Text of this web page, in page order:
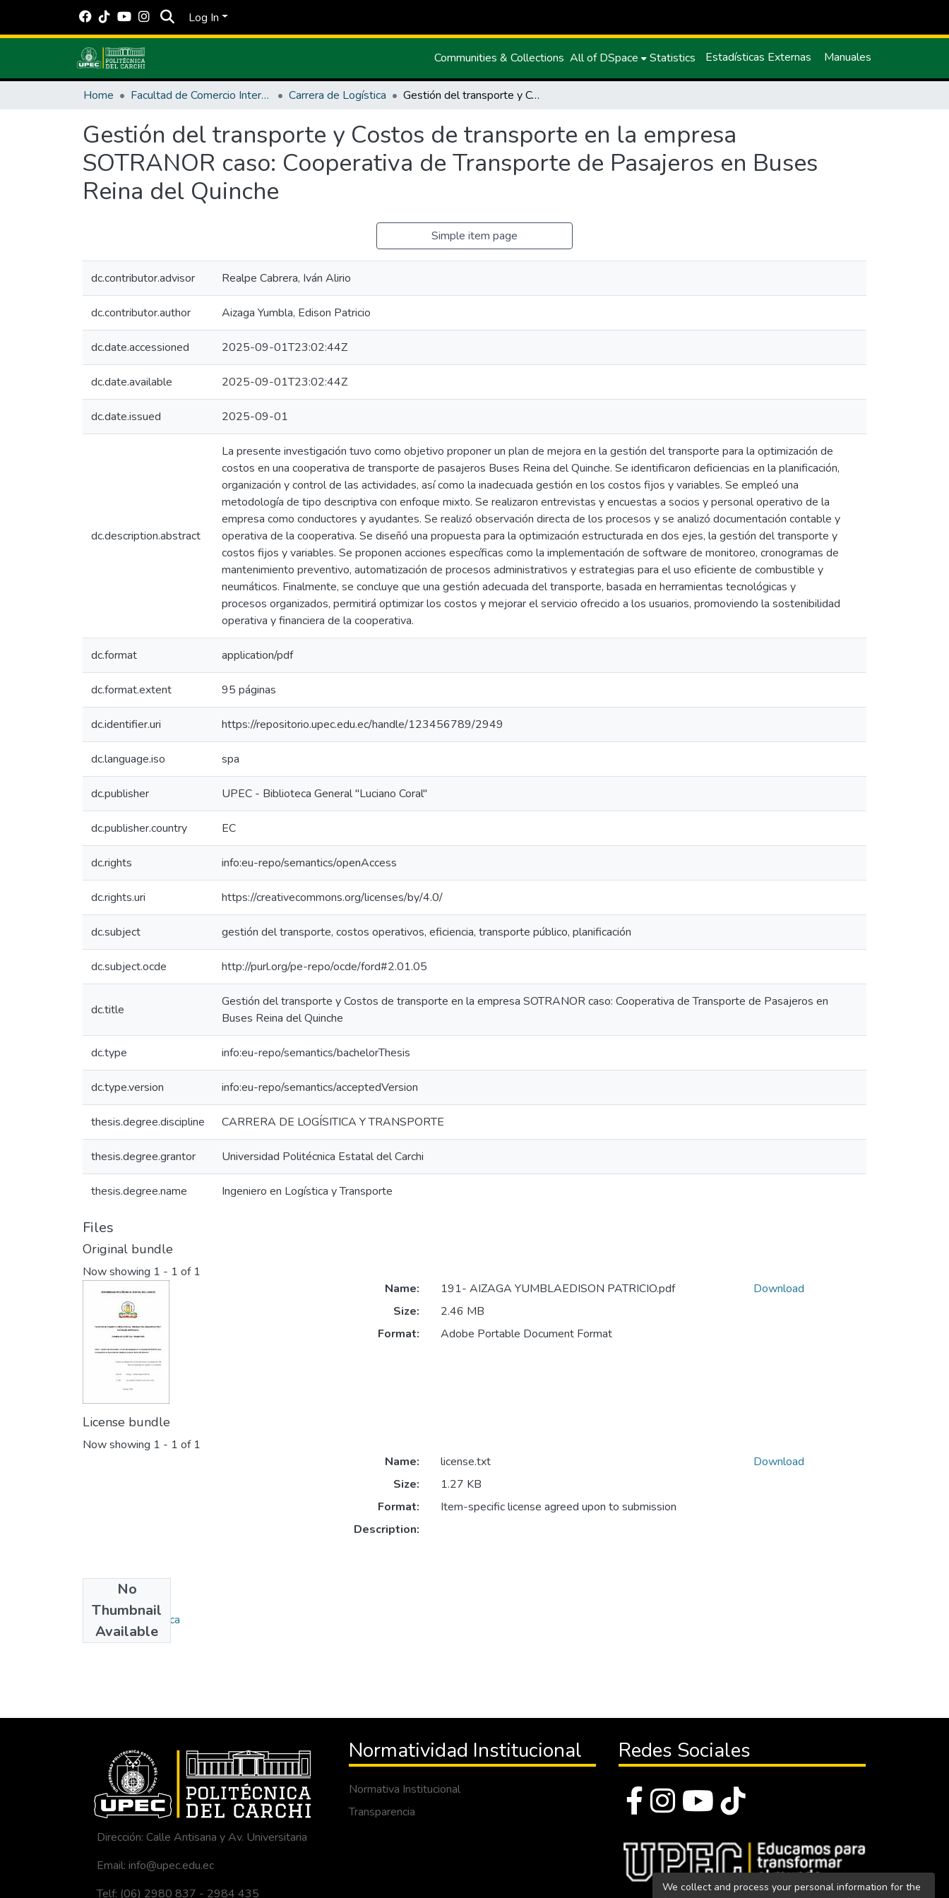
Log In
Communities & Collections All of DSpace Statistics Estadísticas Externas Manuales
Home Facultad de Comercio Internacional, Integración, Administración y Economía Empresarial Carrera de Logística Gestión del transporte y Costos de transporte en la empresa SOTRANOR caso: Cooperativa de Transporte de Pasajeros en Buses Reina del Quinche
Gestión del transporte y Costos de transporte en la empresa
SOTRANOR caso: Cooperativa de Transporte de Pasajeros en Buses
Reina del Quinche
Simple item page
dc.contributor.advisor Realpe Cabrera, Iván Alirio
dc.contributor.author Aizaga Yumbla, Edison Patricio
dc.date.accessioned 2025-09-01T23:02:44Z
dc.date.available 2025-09-01T23:02:44Z
dc.date.issued 2025-09-01
dc.description.abstract
La presente investigación tuvo como objetivo proponer un plan de mejora en la gestión del transporte para la optimización de
costos en una cooperativa de transporte de pasajeros Buses Reina del Quinche. Se identificaron deficiencias en la planificación,
organización y control de las actividades, así como la inadecuada gestión en los costos fijos y variables. Se empleó una
metodología de tipo descriptiva con enfoque mixto. Se realizaron entrevistas y encuestas a socios y personal operativo de la
empresa como conductores y ayudantes. Se realizó observación directa de los procesos y se analizó documentación contable y
operativa de la cooperativa. Se diseñó una propuesta para la optimización estructurada en dos ejes, la gestión del transporte y
costos fijos y variables. Se proponen acciones específicas como la implementación de software de monitoreo, cronogramas de
mantenimiento preventivo, automatización de procesos administrativos y estrategias para el uso eficiente de combustible y
neumáticos. Finalmente, se concluye que una gestión adecuada del transporte, basada en herramientas tecnológicas y
procesos organizados, permitirá optimizar los costos y mejorar el servicio ofrecido a los usuarios, promoviendo la sostenibilidad
operativa y financiera de la cooperativa.
dc.format application/pdf
dc.format.extent 95 páginas
dc.identifier.uri https://repositorio.upec.edu.ec/handle/123456789/2949
dc.language.iso spa
dc.publisher UPEC - Biblioteca General "Luciano Coral"
dc.publisher.country EC
dc.rights info:eu-repo/semantics/openAccess
dc.rights.uri https://creativecommons.org/licenses/by/4.0/
dc.subject gestión del transporte, costos operativos, eficiencia, transporte público, planificación
dc.subject.ocde http://purl.org/pe-repo/ocde/ford#2.01.05
dc.title
Gestión del transporte y Costos de transporte en la empresa SOTRANOR caso: Cooperativa de Transporte de Pasajeros en
Buses Reina del Quinche
dc.type info:eu-repo/semantics/bachelorThesis
dc.type.version info:eu-repo/semantics/acceptedVersion
thesis.degree.discipline CARRERA DE LOGÍSITICA Y TRANSPORTE
thesis.degree.grantor Universidad Politécnica Estatal del Carchi
thesis.degree.name Ingeniero en Logística y Transporte
Files
Original bundle
Now showing 1 - 1 of 1
Name:
191- AIZAGA YUMBLAEDISON PATRICIO.pdf
Size:
2.46 MB
Format:
Adobe Portable Document Format
Download
License bundle
Now showing 1 - 1 of 1
No
Thumbnail
Available
Name:
license.txt
Size:
1.27 KB
Format:
Item-specific license agreed upon to submission
Description:
Download
Collections
Carrera de Logística
Dirección: Calle Antisana y Av. Universitaria
Email: info@upec.edu.ec
Telf: (06) 2980 837 - 2984 435
Normatividad Institucional
Normativa Institucional
Transparencia
Redes Sociales
We collect and process your personal information for the